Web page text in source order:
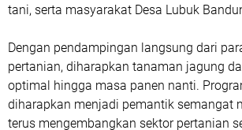
tani, serta masyarakat Desa Lubuk
Dengan pendampingan langsung dari
pertanian, diharapkan tanaman jagung
optimal hingga masa panen nanti.
diharapkan menjadi pemantik semangat
terus mengembangkan sektor pertanian